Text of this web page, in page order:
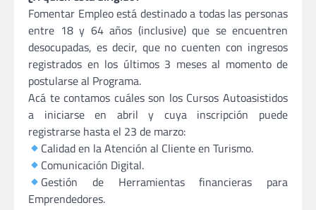
Fomentar Empleo está destinado a todas las personas
entre 18 y 64 años (inclusive) que se encuentren
desocupadas, es decir, que no cuenten con ingresos
registrados en los últimos 3 meses al momento de
postularse al Programa.
Acá te contamos cuáles son los Cursos Autoasistidos
a iniciarse en abril y cuya inscripción puede
registrarse hasta el 23 de marzo:
Calidad en la Atención al Cliente en Turismo.
Comunicación Digital.
Gestión de Herramientas financieras para
Emprendedores.